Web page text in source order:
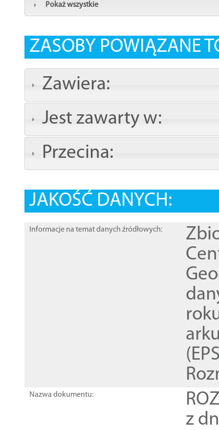
Pokaż wszystkie
ZASOBY POWIĄZANE
Zawiera:
Jest zawarty w:
Przecina:
JAKOŚĆ DANYCH:
Informacje na temat danych źródłowych:
Nazwa dokumentu:
z